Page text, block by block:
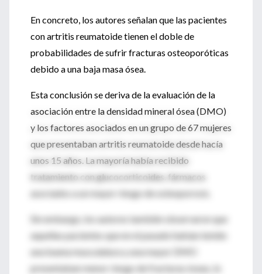
En concreto, los autores señalan que las pacientes
con artritis reumatoide tienen el doble de
probabilidades de sufrir fracturas osteoporóticas
debido a una baja masa ósea.
Esta conclusión se deriva de la evaluación de la
asociación entre la densidad mineral ósea (DMO)
y los factores asociados en un grupo de 67 mujeres
que presentaban artritis reumatoide desde hacía
unos 15 años. La mayoría había recibido
tratamiento con glucocorticoides, fármacos
asociados a un mayor riesgo de osteoporosis.
Sin embargo, los autores también observaron que
aquellas pacientes que en el pasado habían tenido
una buena musculatura y una mayor DMO
presentaban menor riesgo de fracturas óseas, lo